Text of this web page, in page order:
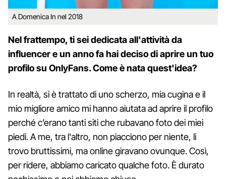
A Domenica In nel 2018
Nel frattempo, ti sei dedicata all'attività da
influencer e un anno fa hai deciso di aprire un tuo
profilo su OnlyFans. Come è nata quest'idea?
In realtà, si è trattato di uno scherzo, mia cugina e il
mio migliore amico mi hanno aiutata ad aprire il profilo
perché c’erano tanti siti che rubavano foto dei miei
piedi. A me, tra l'altro, non piacciono per niente, li
trovo bruttissimi, ma online giravano ovunque. Così,
per ridere, abbiamo caricato qualche foto. È durato